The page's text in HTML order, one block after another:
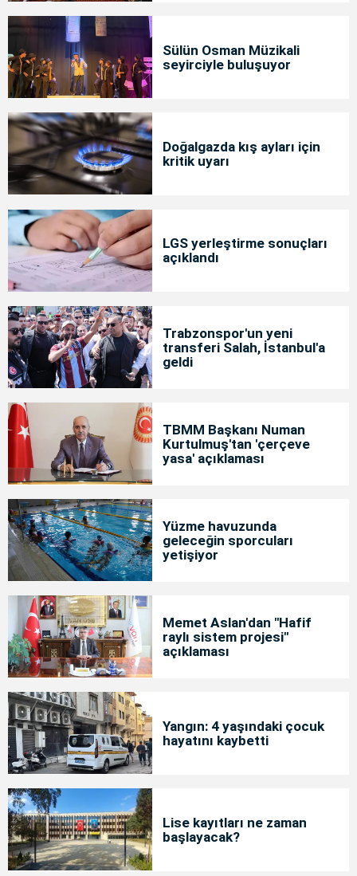
Sülün Osman Müzikali
seyirciyle buluşuyor
Doğalgazda kış ayları için
kritik uyarı
LGS yerleştirme sonuçları
açıklandı
Trabzonspor'un yeni
transferi Salah, İstanbul'a
geldi
TBMM Başkanı Numan
Kurtulmuş'tan 'çerçeve
yasa' açıklaması
Yüzme havuzunda
geleceğin sporcuları
yetişiyor
Memet Aslan'dan "Hafif
raylı sistem projesi"
açıklaması
Yangın: 4 yaşındaki çocuk
hayatını kaybetti
Lise kayıtları ne zaman
başlayacak?